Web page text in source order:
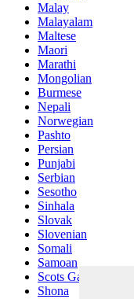
Malay
Malayalam
Maltese
Maori
Marathi
Mongolian
Burmese
Nepali
Norwegian
Pashto
Persian
Punjabi
Serbian
Sesotho
Sinhala
Slovak
Slovenian
Somali
Samoan
Scots Gaelic
Shona